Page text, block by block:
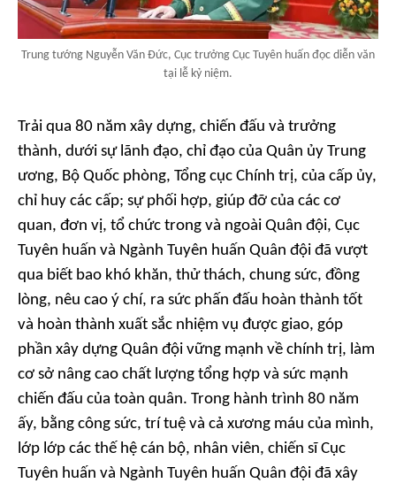
Trung tướng Nguyễn Văn Đức, Cục trưởng Cục Tuyên huấn đọc diễn văn
tại lễ kỷ niệm.
Trải qua 80 năm xây dựng, chiến đấu và trưởng
thành, dưới sự lãnh đạo, chỉ đạo của Quân ủy Trung
ương, Bộ Quốc phòng, Tổng cục Chính trị, của cấp ủy,
chỉ huy các cấp; sự phối hợp, giúp đỡ của các cơ
quan, đơn vị, tổ chức trong và ngoài Quân đội, Cục
Tuyên huấn và Ngành Tuyên huấn Quân đội đã vượt
qua biết bao khó khăn, thử thách, chung sức, đồng
lòng, nêu cao ý chí, ra sức phấn đấu hoàn thành tốt
và hoàn thành xuất sắc nhiệm vụ được giao, góp
phần xây dựng Quân đội vững mạnh về chính trị, làm
cơ sở nâng cao chất lượng tổng hợp và sức mạnh
chiến đấu của toàn quân. Trong hành trình 80 năm
ấy, bằng công sức, trí tuệ và cả xương máu của mình,
lớp lớp các thế hệ cán bộ, nhân viên, chiến sĩ Cục
Tuyên huấn và Ngành Tuyên huấn Quân đội đã xây